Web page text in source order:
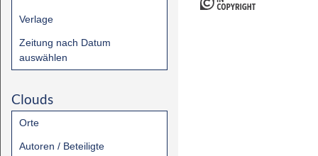
Verlage
Zeitung nach Datum
auswählen
Clouds
Orte
Autoren / Beteiligte